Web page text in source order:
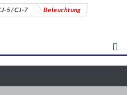
5 / CJ-7 Beleuchtung